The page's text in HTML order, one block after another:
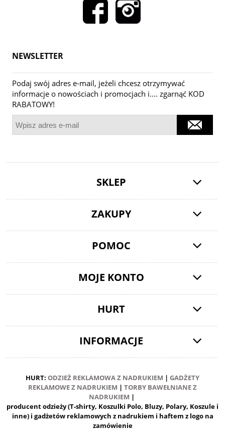
NEWSLETTER
Podaj swój adres e-mail, jeżeli chcesz otrzymywać
informacje o nowościach i promocjach i.... zgarnąć KOD
RABATOWY!
SKLEP
ZAKUPY
POMOC
MOJE KONTO
HURT
INFORMACJE
HURT: ODZIEŻ REKLAMOWA Z NADRUKIEM | GADŻETY
REKLAMOWE Z NADRUKIEM | TORBY BAWEŁNIANE Z
NADRUKIEM |
producent odzieży (T-shirty, Koszulki Polo, Bluzy, Polary, Koszule i
inne) i gadżetów reklamowych z nadrukiem i haftem z logo na
zamówienie